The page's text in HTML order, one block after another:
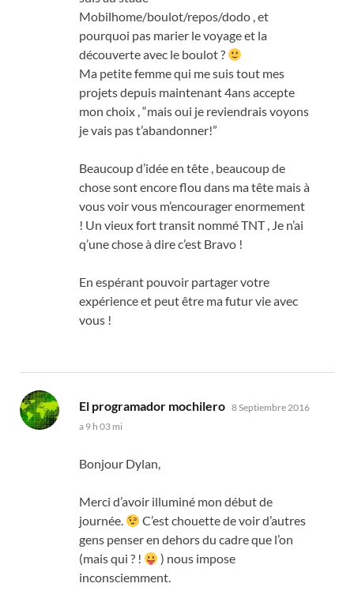
Mobilhome/boulot/repos/dodo ,et
pourquoi pas marier le voyage et la
découverte avec le boulot?
Ma petite femme qui me suis tout mes
projets depuis maintenant 4ans accepte
mon choix , “mais oui je reviendrais voyons
je vais pas t’abandonner!”
Beaucoup d’idée en tête , beaucoup de
chose sont encore flou dans ma tête mais à
vous voir vous m’encourager enormement
! Un vieux fort transit nommé TNT, Je n’ai
q’une chose à dire c’est Bravo !
En espérant pouvoir partager votre
expérience et peut être ma futur vie avec
vous !
El programador mochilero dice:
8 Septiembre 2016
a 9 h 03 mi
Bonjour Dylan,
Merci d’avoir illuminé mon début de
journée.
C’est chouette de voir d’autres
gens penser en dehors du cadre que l’on
(mais qui ? ! ) nous impose
inconsciemment.